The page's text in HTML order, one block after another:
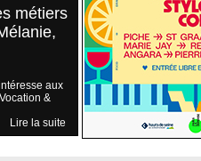
métiers
aux
&
Lire la suite